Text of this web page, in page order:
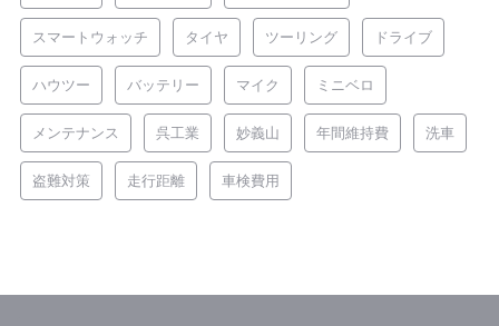
スマートウォッチ タイヤ ツーリング ドライブ
ハウツー バッテリー マイク ミニベロ
メンテナンス 呉工業 妙義山 年間維持費 洗車
盗難対策 走行距離 車検費用